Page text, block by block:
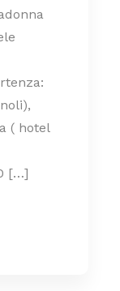
( hotel
[…]